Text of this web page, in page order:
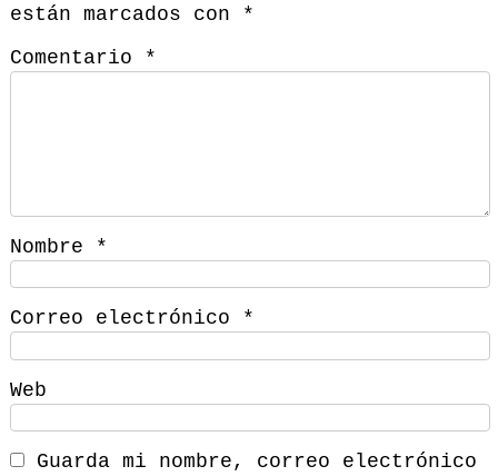
están marcados con
*
Comentario
*
Nombre *
Correo electrónico *
Web
Guarda mi nombre, correo electrónico